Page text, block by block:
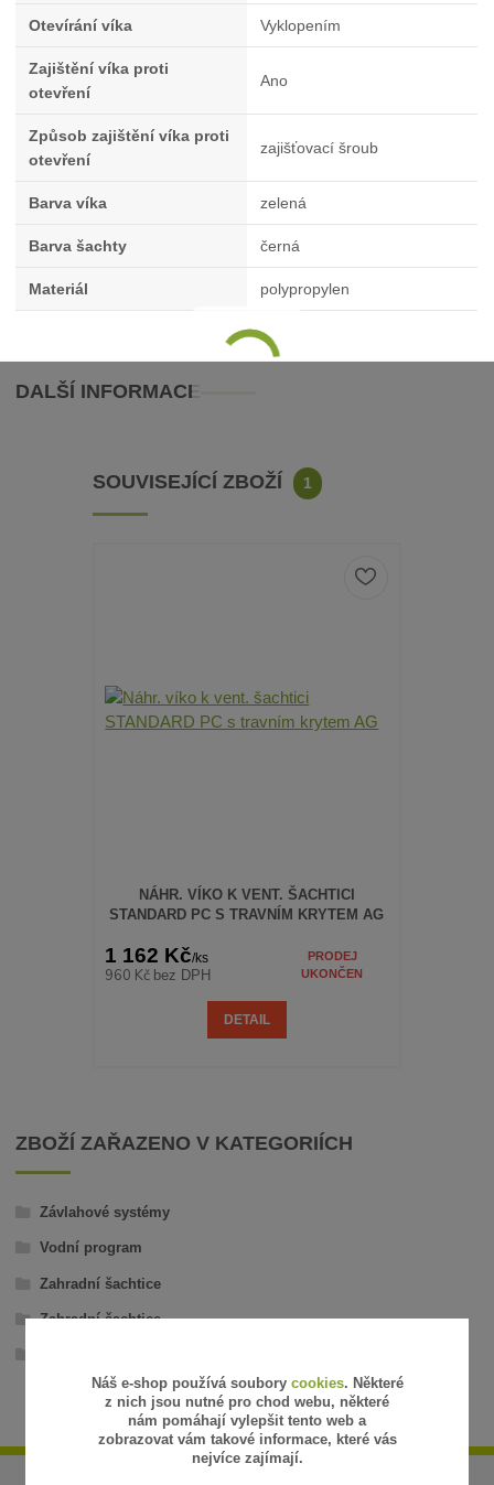
Otevírání víka Vyklopením
Zajištění víka proti
otevření
Ano
Způsob zajištění víka proti
otevření
zajišťovací šroub
Barva víka zelená
Barva šachty černá
Materiál polypropylen
DALŠÍ INFORMACE
SOUVISEJÍCÍ ZBOŽÍ 1
NÁHR. VÍKO K VENT. ŠACHTICI
STANDARD PC S TRAVNÍM KRYTEM AG
1 162 Kč/ks
960 Kč bez DPH
PRODEJ
UKONČEN
DETAIL
ZBOŽÍ ZAŘAZENO V KATEGORIÍCH
Závlahové systémy
Vodní program
Zahradní šachtice
Zahradní šachtice
Náš e-shop používá soubory cookies. Některé
z nich jsou nutné pro chod webu, některé
nám pomáhají vylepšit tento web a
zobrazovat vám takové informace, které vás
nejvíce zajímají.